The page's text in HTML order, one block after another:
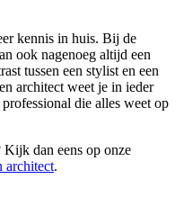
kennis in huis. Bij de
ook nagenoeg altijd een
tussen een stylist en een
architect weet je in ieder
die alles weet op
Kijk dan eens op onze
architect.